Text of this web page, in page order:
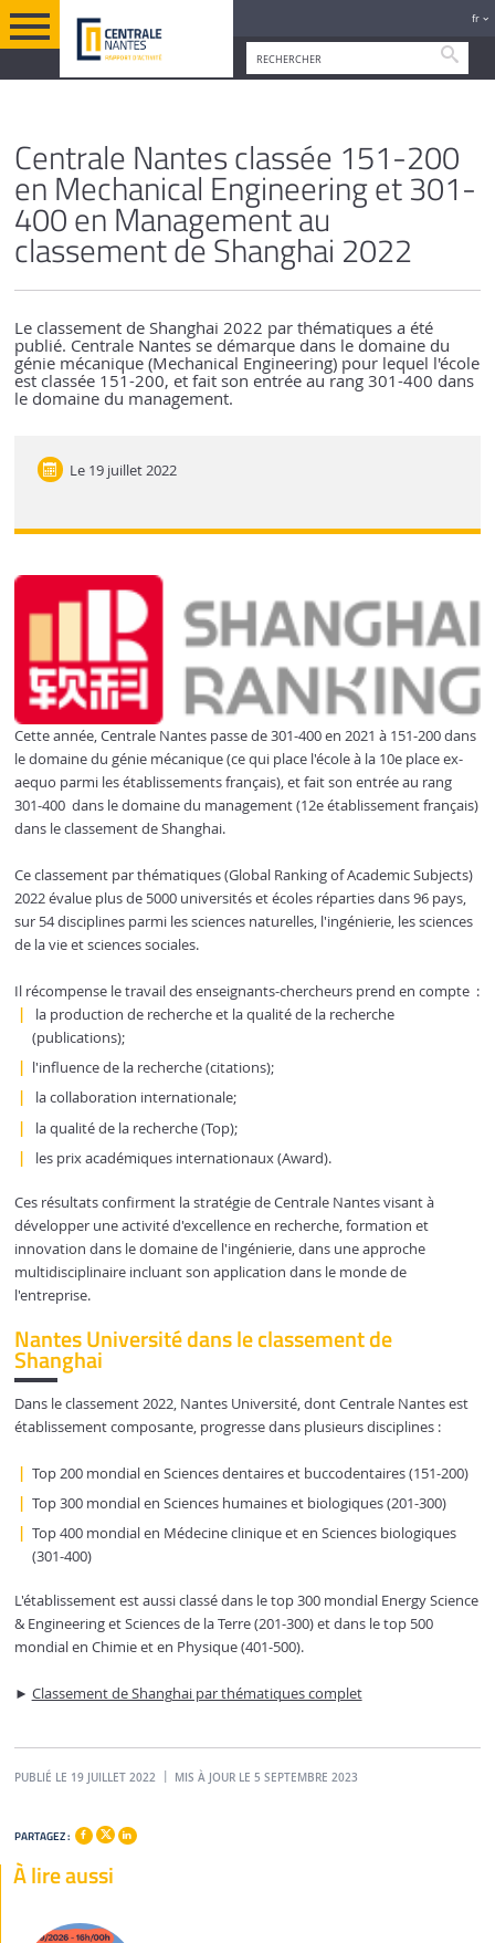
fr
Centrale Nantes classée 151-200
en Mechanical Engineering et 301-
400 en Management au
classement de Shanghai 2022
Le classement de Shanghai 2022 par thématiques a été
publié. Centrale Nantes se démarque dans le domaine du
génie mécanique (Mechanical Engineering) pour lequel l'école
est classée 151-200, et fait son entrée au rang 301-400 dans
le domaine du management.
Le 19 juillet 2022
Cette année, Centrale Nantes passe de 301-400 en 2021 à 151-200 dans
le domaine du génie mécanique (ce qui place l'école à la 10e place ex-
aequo parmi les établissements français), et fait son entrée au rang
301-400 dans le domaine du management (12e établissement français)
dans le classement de Shanghai.
Ce classement par thématiques (Global Ranking of Academic Subjects)
2022 évalue plus de 5000 universités et écoles réparties dans 96 pays,
sur 54 disciplines parmi les sciences naturelles, l'ingénierie, les sciences
de la vie et sciences sociales.
Il récompense le travail des enseignants-chercheurs prend en compte :
la production de recherche et la qualité de la recherche
(publications);
l'influence de la recherche (citations);
la collaboration internationale;
la qualité de la recherche (Top);
les prix académiques internationaux (Award).
Ces résultats confirment la stratégie de Centrale Nantes visant à
développer une activité d'excellence en recherche, formation et
innovation dans le domaine de l'ingénierie, dans une approche
multidisciplinaire incluant son application dans le monde de
l'entreprise.
Nantes Université dans le classement de
Shanghai
Dans le classement 2022, Nantes Université, dont Centrale Nantes est
établissement composante, progresse dans plusieurs disciplines :
Top 200 mondial en Sciences dentaires et buccodentaires (151-200)
Top 300 mondial en Sciences humaines et biologiques (201-300)
Top 400 mondial en Médecine clinique et en Sciences biologiques
(301-400)
L'établissement est aussi classé dans le top 300 mondial Energy Science
& Engineering et Sciences de la Terre (201-300) et dans le top 500
mondial en Chimie et en Physique (401-500).
► Classement de Shanghai par thématiques complet
PUBLIÉ LE 19 JUILLET 2022 MIS À JOUR LE 5 SEPTEMBRE 2023
PARTAGEZ :
À lire aussi